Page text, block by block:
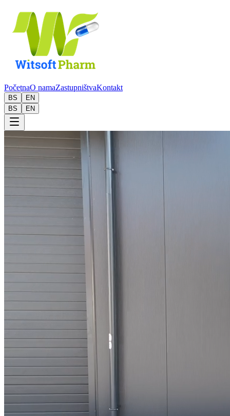
PočetnaO namaZastupništvaKontakt
BS
EN
BS
EN